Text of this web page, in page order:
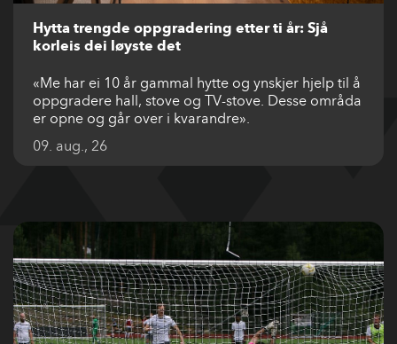
Hytta trengde oppgradering etter ti år: Sjå
korleis dei løyste det
«Me har ei 10 år gammal hytte og ynskjer hjelp til å
oppgradere hall, stove og TV-stove. Desse områda
er opne og går over i kvarandre».
09. aug., 26